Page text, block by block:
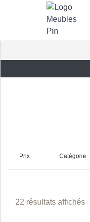
Prix Catégorie
22 résultats affichés